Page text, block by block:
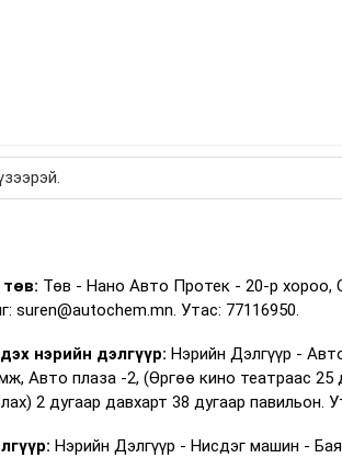
төв: Төв - Нано Авто Протек - 20-р хороо,
suren@autochem.mn. Утас: 77116950.
нэрийн дэлгүүр: Нэрийн Дэлгүүр -
Авто плаза -2, (Өргөө кино театраас 25
2 дугаар давхарт 38 дугаар павильон.
Нэрийн Дэлгүүр - Нисдэг машин -